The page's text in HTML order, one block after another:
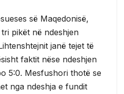
së Maqedonisë,
pikët në ndeshjen
janë tejet të
faktit nëse ndeshjen
5:0. Mesfushori thotë se
nga ndeshja e fundit